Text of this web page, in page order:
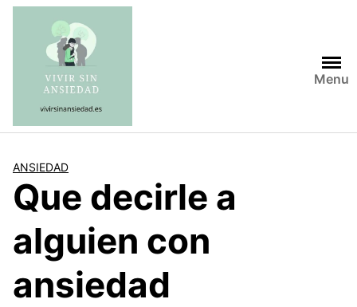
Saltar
contenido
Menu
ANSIEDAD
Que decirle a
alguien con
ansiedad